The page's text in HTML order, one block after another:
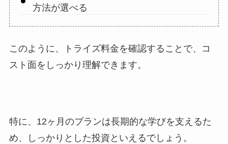
方法が選べる
このように、トライズ料金を確認することで、コ
スト面をしっかり理解できます。
特に、12ヶ月のプランは長期的な学びを支えるた
め、しっかりとした投資といえるでしょう。